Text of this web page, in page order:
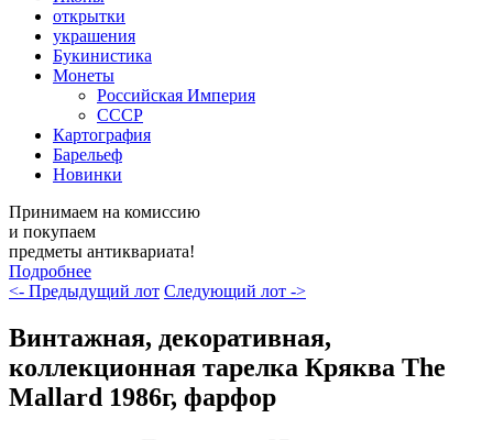
открытки
украшения
Букинистика
Монеты
Российская Империя
СССР
Картография
Барельеф
Новинки
Принимаем на комиссию
и покупаем
предметы антиквариата!
Подробнее
<- Предыдущий лот Следующий лот ->
Винтажная, декоративная,
коллекционная тарелка Кряква The
Mallard 1986г, фарфор